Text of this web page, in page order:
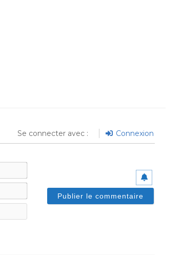
Se connecter avec : Connexion
Nom*
E-
mail*